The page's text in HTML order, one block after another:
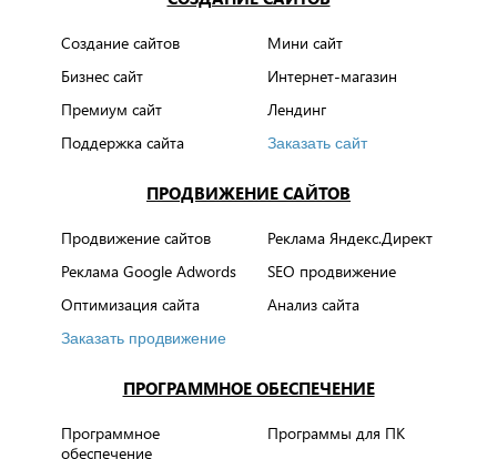
Создание сайтов
Мини сайт
Бизнес сайт
Интернет-магазин
Премиум сайт
Лендинг
Поддержка сайта
Заказать сайт
ПРОДВИЖЕНИЕ САЙТОВ
Продвижение сайтов
Реклама Яндекс.Директ
Реклама Google Adwords
SEO продвижение
Оптимизация сайта
Анализ сайта
Заказать продвижение
ПРОГРАММНОЕ ОБЕСПЕЧЕНИЕ
Программное
обеспечение
Программы для ПК